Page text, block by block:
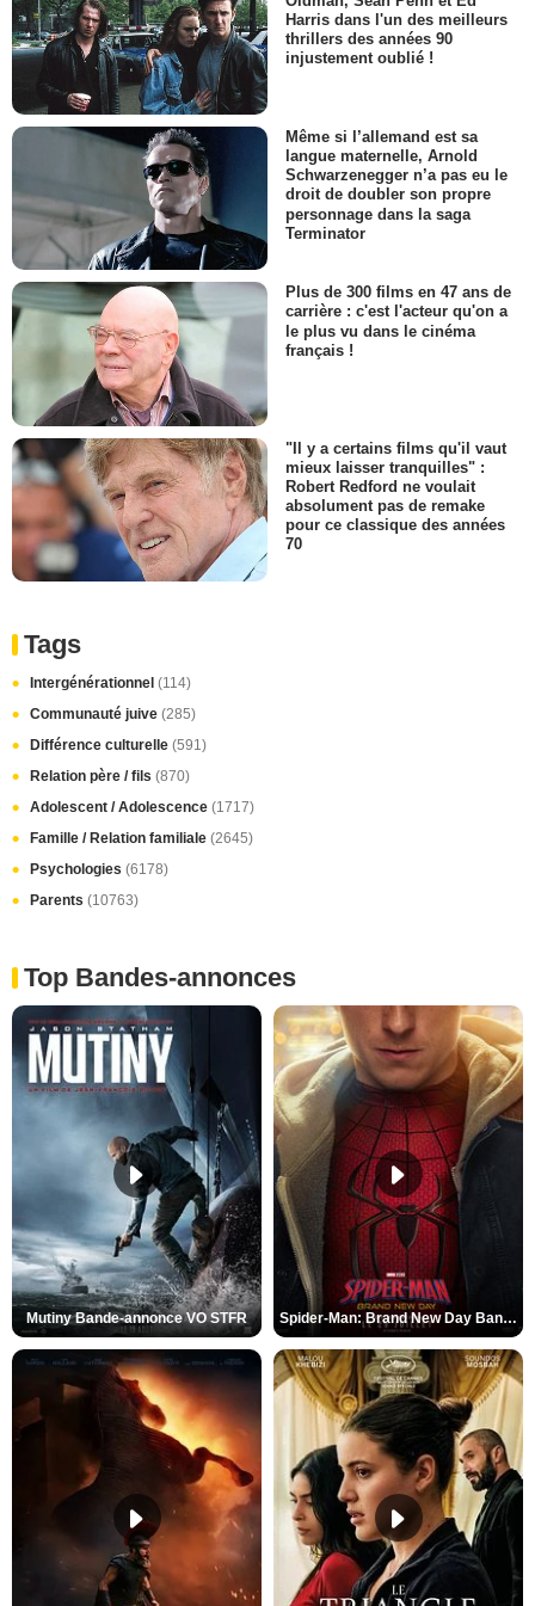
Harris dans l'un des meilleurs
thrillers des années 90
injustement oublié !
Même si l’allemand est sa
langue maternelle, Arnold
Schwarzenegger n’a pas eu le
droit de doubler son propre
personnage dans la saga
Terminator
Plus de 300 films en 47 ans de
carrière : c'est l'acteur qu'on a
le plus vu dans le cinéma
français !
"Il y a certains films qu'il vaut
mieux laisser tranquilles" :
Robert Redford ne voulait
absolument pas de remake
pour ce classique des années
70
Tags
Intergénérationnel (114)
Communauté juive (285)
Différence culturelle (591)
Relation père / fils (870)
Adolescent / Adolescence (1717)
Famille / Relation familiale (2645)
Psychologies (6178)
Parents (10763)
Top Bandes-annonces
Mutiny Bande-annonce VO STFR Spider-Man: Brand New Day Bande-annonce VO STFR